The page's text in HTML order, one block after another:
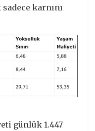
karnını
günlük 1.447